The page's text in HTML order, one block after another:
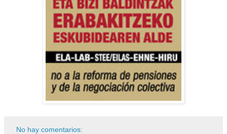
No hay comentarios: